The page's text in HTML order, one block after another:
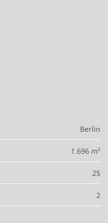
Berlin
1.696 m²
25
2